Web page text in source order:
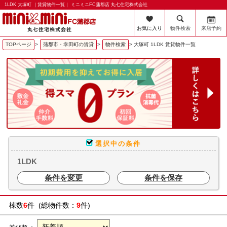
1LDK 大塚町 ｜賃貸物件一覧｜ ミニミニFC蒲郡店 丸七住宅株式会社
お気に入り 物件検索 来店予約
TOPページ > 蒲郡市・幸田町の賃貸 > 物件検索 > 大塚町 1LDK 賃貸物件一覧
選択中の条件
1LDK
条件を変更
条件を保存
棟数6件 (総物件数： 9件)